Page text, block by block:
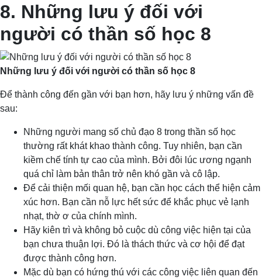
8. Những lưu ý đối với
người có thần số học 8
Những lưu ý đối với người có thần số học 8
Để thành công đến gần với bạn hơn, hãy lưu ý những vấn đề
sau:
Những người mang số chủ đạo 8 trong thần số học
thường rất khát khao thành công. Tuy nhiên, bạn cần
kiềm chế tính tự cao của mình. Bởi đôi lúc ương ngạnh
quá chỉ làm bản thân trở nên khó gần và cô lập.
Để cải thiện mối quan hệ, bạn cần học cách thể hiện cảm
xúc hơn. Bạn cần nỗ lực hết sức để khắc phục vẻ lạnh
nhạt, thờ ơ của chính mình.
Hãy kiên trì và không bỏ cuộc dù công việc hiện tại của
bạn chưa thuận lợi. Đó là thách thức và cơ hội để đạt
được thành công hơn.
Mặc dù bạn có hứng thú với các công việc liên quan đến